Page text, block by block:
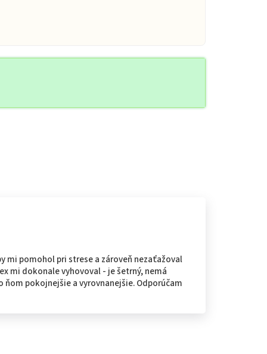
mi pomohol pri strese a zároveň nezaťažoval
mi dokonale vyhovoval - je šetrný, nemá
ňom pokojnejšie a vyrovnanejšie. Odporúčam